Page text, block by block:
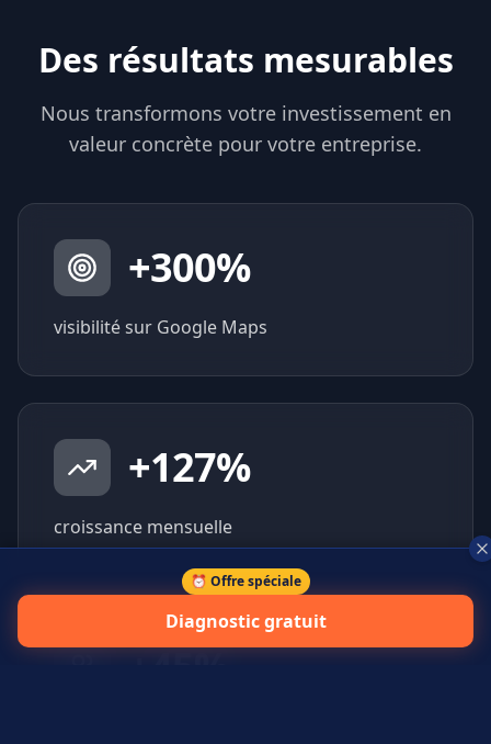
Des résultats mesurables
Nous transformons votre investissement en
valeur concrète pour votre entreprise.
+300%
visibilité sur Google Maps
+127%
croissance mensuelle
+45%
⏰ Offre spéciale
Diagnostic gratuit